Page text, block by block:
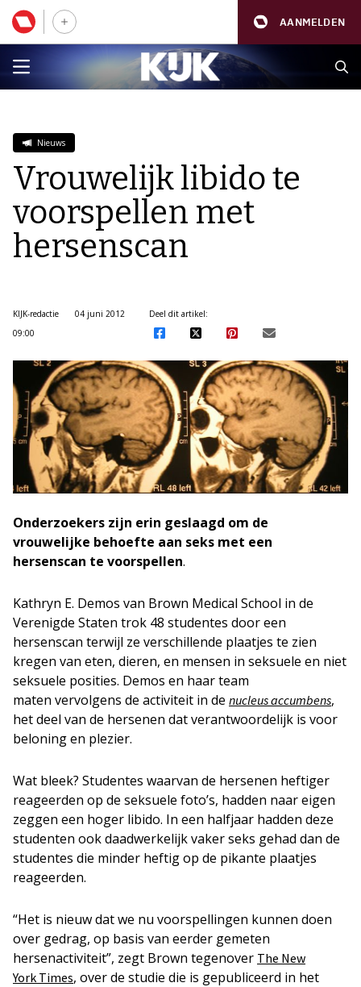
AANMELDEN
Nieuws
Vrouwelijk libido te
voorspellen met
hersenscan
KIJK-redactie
04 juni 2012
09:00
Deel dit artikel:
Onderzoekers zijn erin geslaagd om de
vrouwelijke behoefte aan seks met een
hersenscan te voorspellen.
Kathryn E. Demos van Brown Medical School in de
Verenigde Staten trok 48 studentes door een
hersenscan terwijl ze verschillende plaatjes te zien
kregen van eten, dieren, en mensen in seksuele en niet
seksuele posities. Demos en haar team
maten vervolgens de activiteit in de nucleus accumbens,
het deel van de hersenen dat verantwoordelijk is voor
beloning en plezier.
Wat bleek? Studentes waarvan de hersenen heftiger
reageerden op de seksuele foto’s, hadden naar eigen
zeggen een hoger libido. In een halfjaar hadden deze
studenten ook daadwerkelijk vaker seks gehad dan de
studentes die minder heftig op de pikante plaatjes
reageerden.
“Het is nieuw dat we nu voorspellingen kunnen doen
over gedrag, op basis van eerder gemeten
hersenactiviteit”, zegt Brown tegenover The New
York Times, over de studie die is gepubliceerd in het